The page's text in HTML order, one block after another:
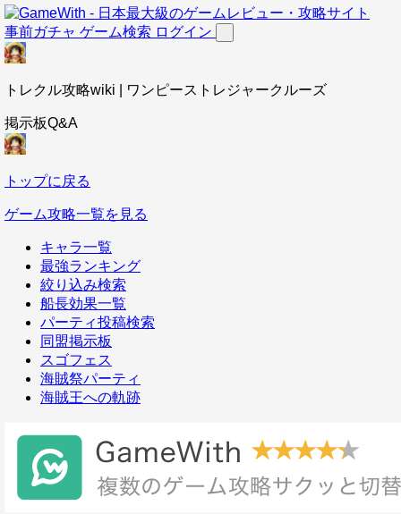
事前ガチャ ゲーム検索 ログイン
トレクル攻略wiki | ワンピーストレジャークルーズ
掲示板Q&A
トップに戻る
ゲーム攻略一覧を見る
キャラ一覧
最強ランキング
絞り込み検索
船長効果一覧
パーティ投稿検索
同盟掲示板
スゴフェス
海賊祭パーティ
海賊王への軌跡